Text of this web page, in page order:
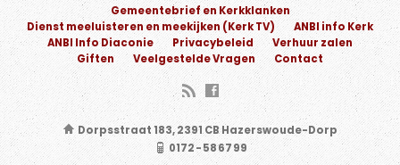
Gemeentebrief en Kerkklanken
Dienst meeluisteren en meekijken (Kerk TV)
ANBI info Kerk
ANBI Info Diaconie
Privacybeleid
Verhuur zalen
Giften
Veelgestelde Vragen Contact
Dorpsstraat 183, 2391 CB Hazerswoude-Dorp
0172 - 58 67 99